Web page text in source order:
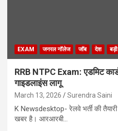
EXAM जनरल नॉलेज जाॅब देश
RRB NTPC Exam: एडमिट कार्ड
गाइडलाइंस लागू
March 13, 2026 Surendra Saini
K Newsdesktop- रेलवे भर्ती की
खबर है। आरआरबी…